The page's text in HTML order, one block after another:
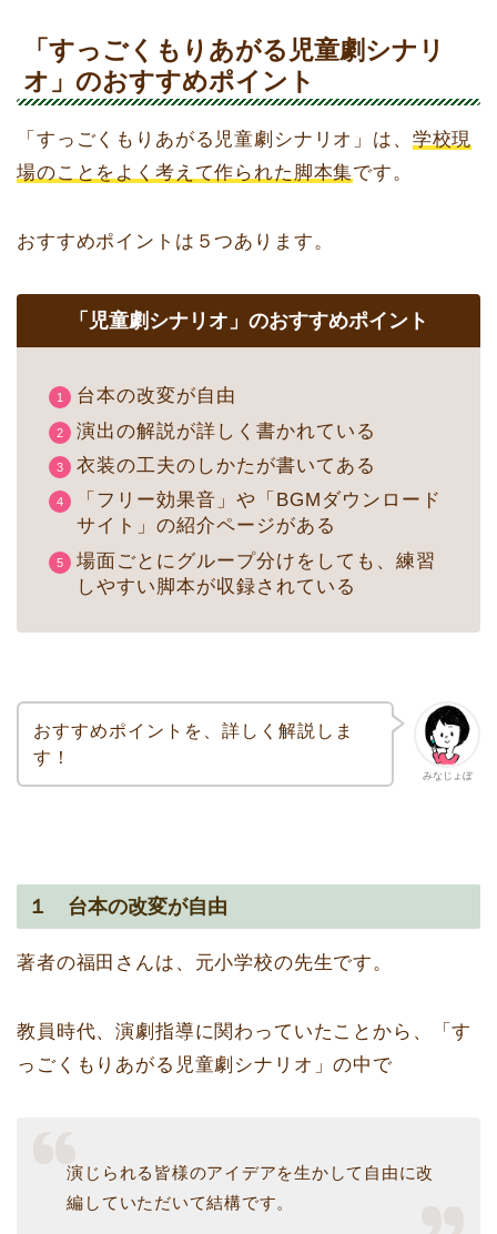
「すっごくもりあがる児童劇シナリ
オ」のおすすめポイント
「すっごくもりあがる児童劇シナリオ」は、 学校現
場のことをよく考えて作られた脚本集です。
おすすめポイントは５つあります。
「児童劇シナリオ」のおすすめポイント
台本の改変が自由
演出の解説が詳しく書かれている
衣装の工夫のしかたが書いてある
「フリー効果音」や「BGMダウンロード
サイト」の紹介ページがある
場面ごとにグループ分けをしても、練習
しやすい脚本が収録されている
みなじょぼ
おすすめポイントを、詳しく解説しま
す！
１ 台本の改変が自由
著者の福田さんは、元小学校の先生です。
教員時代、演劇指導に関わっていたことから、「す
っごくもりあがる児童劇シナリオ」の中で
演じられる皆様のアイデアを生かして自由に改
編していただいて結構です。